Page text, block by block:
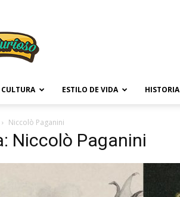
CULTURA ESTILO DE VIDA HISTORIA
Niccolò Paganini
Niccolò Paganini